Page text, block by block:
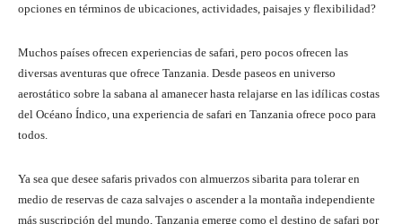
opciones en términos de ubicaciones, actividades, paisajes y flexibilidad?
Muchos países ofrecen experiencias de safari, pero pocos ofrecen las
diversas aventuras que ofrece Tanzania. Desde paseos en universo
aerostático sobre la sabana al amanecer hasta relajarse en las idílicas costas
del Océano Índico, una experiencia de safari en Tanzania ofrece poco para
todos.
Ya sea que desee safaris privados con almuerzos sibarita para tolerar en
medio de reservas de caza salvajes o ascender a la montaña independiente
más suscripción del mundo, Tanzania emerge como el destino de safari por